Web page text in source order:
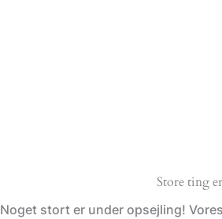
Store ting
Noget stort er under opsejling!